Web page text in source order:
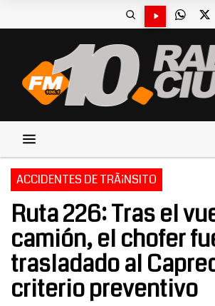
ACCIDENTES DE TRÃ¡NSITO
Ruta 226: Tras el
camión, el chofer
trasladado al
criterio preventivo